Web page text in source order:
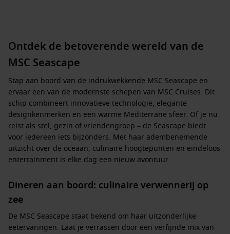
Ontdek de betoverende wereld van de
MSC Seascape
Stap aan boord van de indrukwekkende MSC Seascape en
ervaar een van de modernste schepen van MSC Cruises. Dit
schip combineert innovatieve technologie, elegante
designkenmerken en een warme Mediterrane sfeer. Of je nu
reist als stel, gezin of vriendengroep – de Seascape biedt
voor iedereen iets bijzonders. Met haar adembenemende
uitzicht over de oceaan, culinaire hoogtepunten en eindeloos
entertainment is elke dag een nieuw avontuur.
Dineren aan boord: culinaire verwennerij op
zee
De MSC Seascape staat bekend om haar uitzonderlijke
eetervaringen. Laat je verrassen door een verfijnde mix van